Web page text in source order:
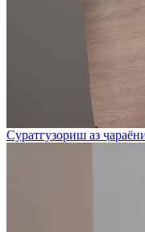
Суратгузориш аз